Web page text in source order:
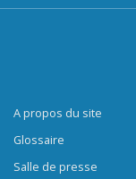
A propos du site
Glossaire
Salle de presse